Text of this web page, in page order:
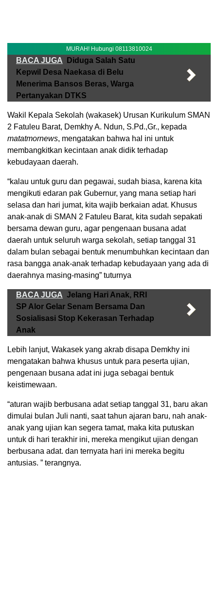
MURAH! Hubungi 08113810024
BACA JUGA
Diduga Salah Satu
Kepwil Desa Naekasa di Belu
Menerima Bansos Beras, Warga
Pertanyakan DTKS
Wakil Kepala Sekolah (wakasek) Urusan Kurikulum SMAN
2 Fatuleu Barat, Demkhy A. Ndun, S.Pd.,Gr., kepada
matatmornews, mengatakan bahwa hal ini untuk
membangkitkan kecintaan anak didik terhadap
kebudayaan daerah.
“kalau untuk guru dan pegawai, sudah biasa, karena kita
mengikuti edaran pak Gubernur, yang mana setiap hari
selasa dan hari jumat, kita wajib berkaian adat. Khusus
anak-anak di SMAN 2 Fatuleu Barat, kita sudah sepakati
bersama dewan guru, agar pengenaan busana adat
daerah untuk seluruh warga sekolah, setiap tanggal 31
dalam bulan sebagai bentuk menumbuhkan kecintaan dan
rasa bangga anak-anak terhadap kebudayaan yang ada di
daerahnya masing-masing” tuturnya
BACA JUGA Jelang Hari Anak, RRI
SP Alor Gelar Senam Bersama Dan
Sosialisasi Stop Kekerasan Terhadap
Anak
Lebih lanjut, Wakasek yang akrab disapa Demkhy ini
mengatakan bahwa khusus untuk para peserta ujian,
pengenaan busana adat ini juga sebagai bentuk
keistimewaan.
“aturan wajib berbusana adat setiap tanggal 31, baru akan
dimulai bulan Juli nanti, saat tahun ajaran baru, nah anak-
anak yang ujian kan segera tamat, maka kita putuskan
untuk di hari terakhir ini, mereka mengikut ujian dengan
berbusana adat. dan ternyata hari ini mereka begitu
antusias. ” terangnya.